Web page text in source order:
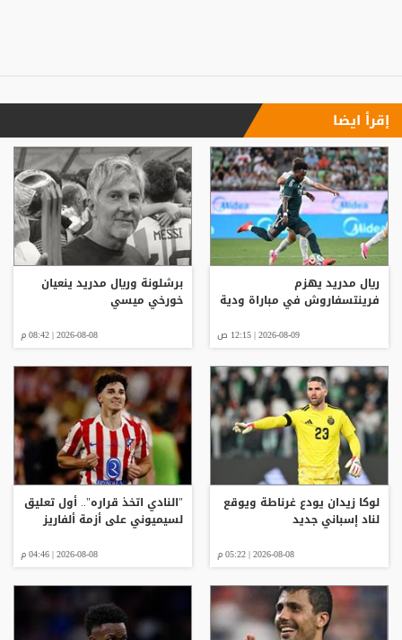
إقرأ ايضا
ريال مدريد يهزم
فرينتسفاروش في مباراة ودية
2026-08-09 | 12:15 ص
برشلونة وريال مدريد ينعيان
خورخي ميسي
2026-08-08 | 08:42 م
لوكا زيدان يودع غرناطة ويوقع
لناد إسباني جديد
2026-08-08 | 05:22 م
"النادي اتخذ قراره".. أول تعليق
لسيميوني على أزمة ألفاريز
2026-08-08 | 04:46 م